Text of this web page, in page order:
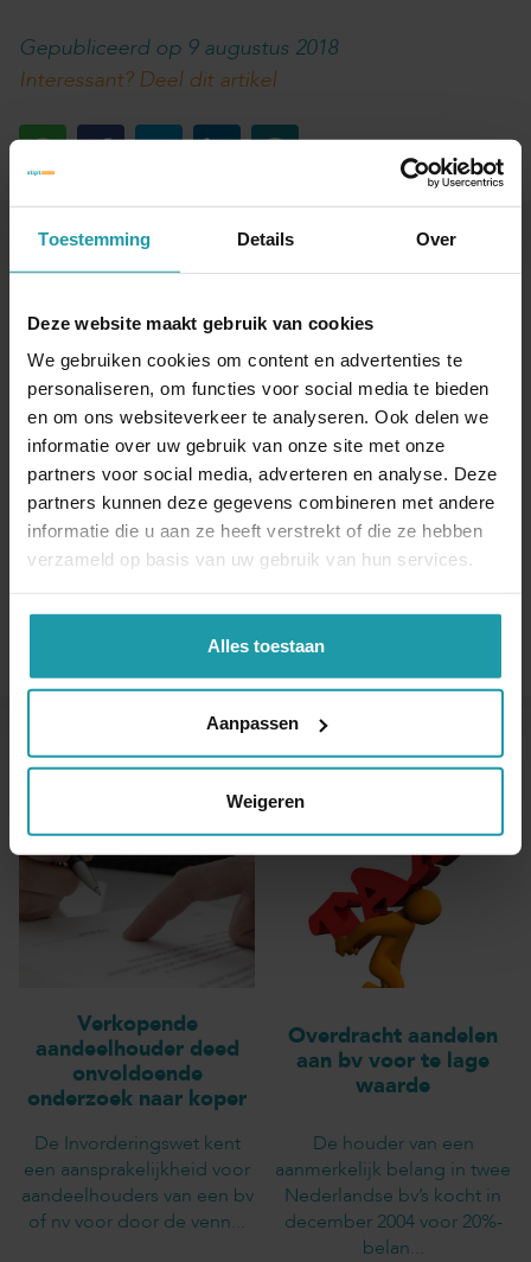
Toestemming Details Over
Deze website maakt gebruik van cookies
We gebruiken cookies om content en advertenties te
personaliseren, om functies voor social media te bieden
en om ons websiteverkeer te analyseren. Ook delen we
informatie over uw gebruik van onze site met onze
partners voor social media, adverteren en analyse. Deze
partners kunnen deze gegevens combineren met andere
informatie die u aan ze heeft verstrekt of die ze hebben
verzameld op basis van uw gebruik van hun services.
Alles toestaan
Aanpassen
Weigeren
Gepubliceerd op 9 augustus 2018
Interessant? Deel dit artikel
Blijf op de hoogte van het financiële nieuws
mailing.
Naam*
E-mail adres*
Andere interessante artikelen
Verkopende
aandeelhouder deed
onvoldoende
onderzoek naar koper
De Invorderingswet kent
een aansprakelijkheid voor
aandeelhouders van een bv
of nv voor door de venn...
Overdracht aandelen
aan bv voor te lage
waarde
De houder van een
aanmerkelijk belang in twee
Nederlandse bv’s kocht in
december 2004 voor 20%-
belan...